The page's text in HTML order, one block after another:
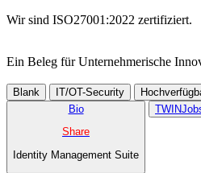
Wir sind ISO27001:2022 zertifiziert.
Ein Beleg für Unternehmer­ische
Blank IT/OT-Security
Bio
Share
Identity Management Suite